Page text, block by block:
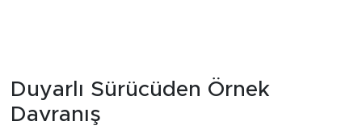
Duyarlı Sürücüden Örnek
Davranış